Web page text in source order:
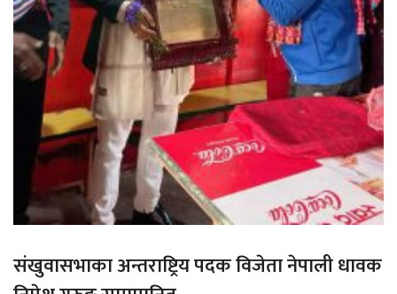
संखुवासभाका अन्तराष्ट्रिय पदक विजेता नेपाली धावक